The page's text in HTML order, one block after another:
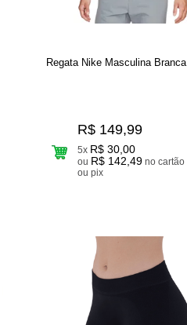
Regata Nike Masculina Branca
R$ 149,99
5x R$ 30,00
ou R$ 142,49 no cartão
ou pix